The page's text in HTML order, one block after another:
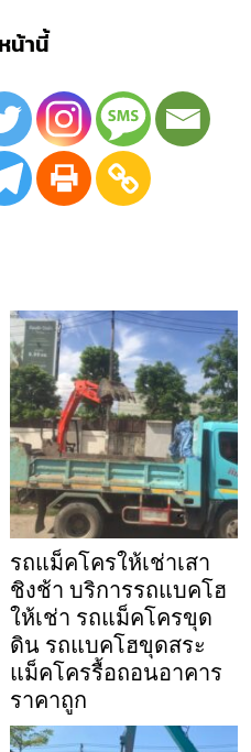
น้านี้
รถแม็คโครให้เช่าเสา
ชิงช้า บริการรถแบคโฮ
ให้เช่า รถแม็คโครขุด
ดิน รถแบคโฮขุดสระ
แม็คโครรื้อถอนอาคาร
ราคาถูก